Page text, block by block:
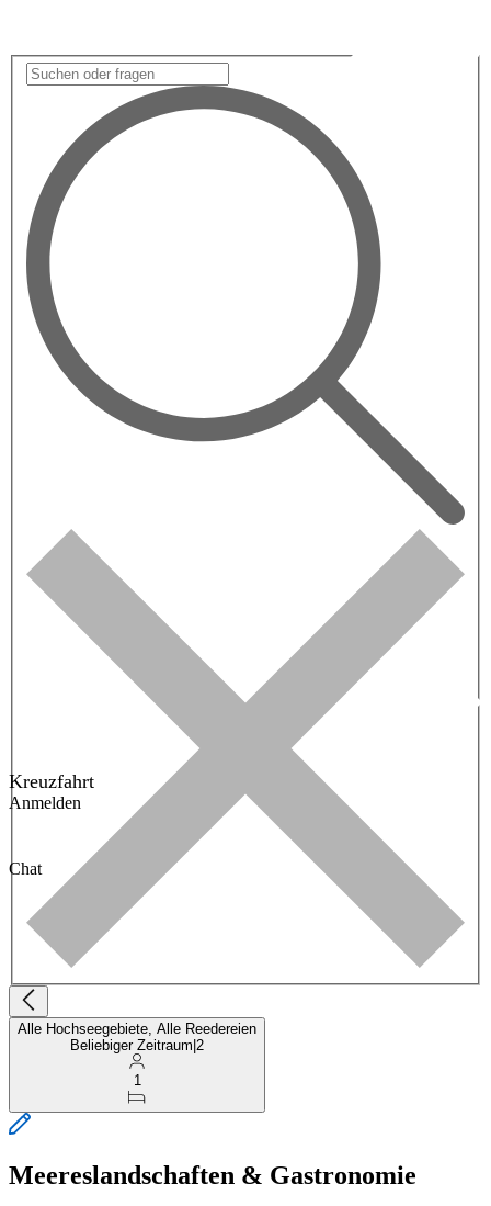
Kreuzfahrt
Anmelden
Chat
Alle Hochseegebiete, Alle Reedereien
Beliebiger Zeitraum 2
1
Meereslandschaften & Gastronomie